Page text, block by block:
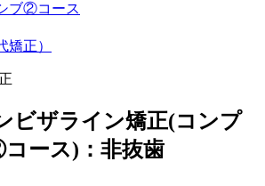
ブ②コース
矯正）
ビザライン矯正(コンプ
ース)：非抜歯